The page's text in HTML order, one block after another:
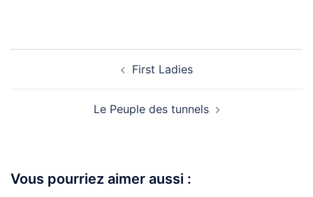
First Ladies
Le Peuple des tunnels
Vous pourriez aimer aussi :